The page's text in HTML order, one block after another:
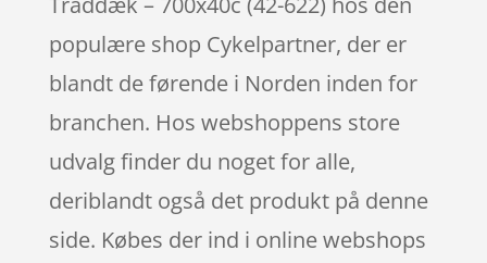
populære shop Cykelpartner, der er
blandt de førende i Norden inden for
branchen. Hos webshoppens store
udvalg finder du noget for alle,
deriblandt også det produkt på denne
side. Købes der ind i online webshops